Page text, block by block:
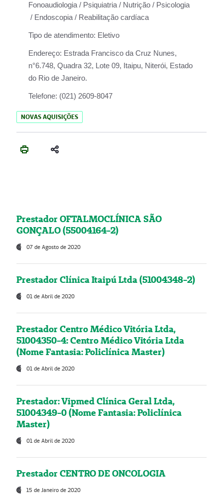
Fonoaudiologia / Psiquiatria / Nutrição / Psicologia
/ Endoscopia / Reabilitação cardíaca
Tipo de atendimento: Eletivo
Endereço: Estrada Francisco da Cruz Nunes,
n°6.748, Quadra 32, Lote 09, Itaipu, Niterói, Estado
do Rio de Janeiro.
Telefone: (021) 2609-8047
NOVAS AQUISIÇÕES
Prestador OFTALMOCLÍNICA SÃO
GONÇALO (55004164-2)
07 de Agosto de 2020
Prestador Clínica Itaipú Ltda (51004348-2)
01 de Abril de 2020
Prestador Centro Médico Vitória Ltda,
51004350-4: Centro Médico Vitória Ltda
(Nome Fantasia: Policlínica Master)
01 de Abril de 2020
Prestador: Vipmed Clínica Geral Ltda,
51004349-0 (Nome Fantasia: Policlínica
Master)
01 de Abril de 2020
Prestador CENTRO DE ONCOLOGIA
15 de Janeiro de 2020